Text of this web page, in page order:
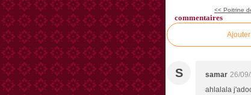
<< Poitrine
commentaires
S samar 26/
ahlalala